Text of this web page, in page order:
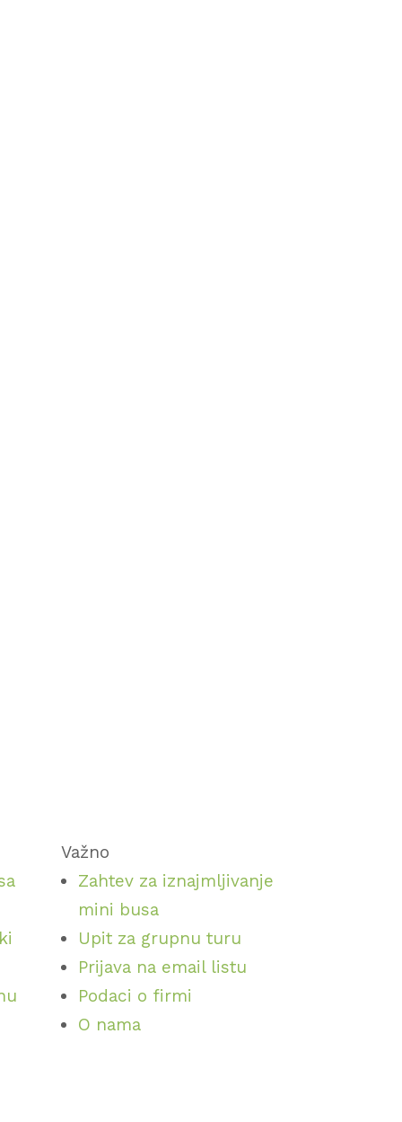
Važno
Zahtev za iznajmljivanje
mini busa
Upit za grupnu turu
Prijava na email listu
Podaci o firmi
O nama